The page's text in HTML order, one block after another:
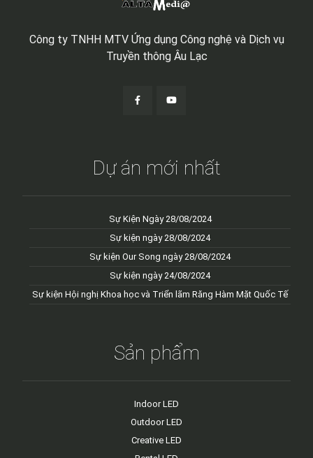
Công ty TNHH MTV Ứng dụng Công nghệ và Dịch vụ
Truyền thông Âu Lạc
Dự án mới nhất
Sự Kiện Ngày 28/08/2024
Sự kiện ngày 28/08/2024
Sự kiện Our Song ngày 28/08/2024
Sự kiện ngày 24/08/2024
Sự kiện Hội nghị Khoa học và Triển lãm Răng Hàm Mặt Quốc Tế
Sản phẩm
Indoor LED
Outdoor LED
Creative LED